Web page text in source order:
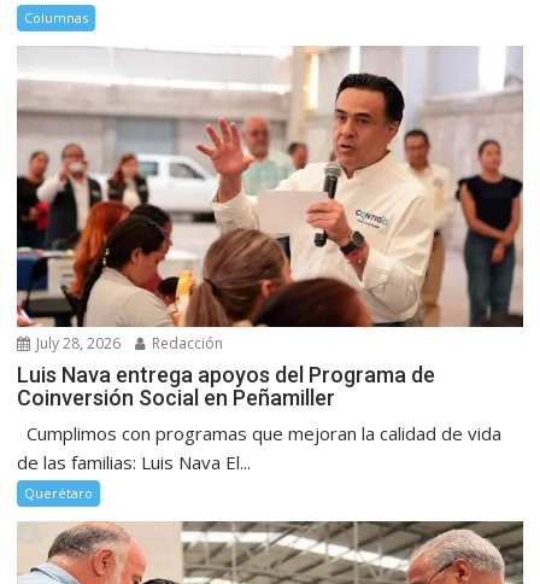
Columnas
July 28, 2026 Redacción
Luis Nava entrega apoyos del Programa de
Coinversión Social en Peñamiller
Cumplimos con programas que mejoran la calidad de vida
de las familias: Luis Nava El...
Querétaro